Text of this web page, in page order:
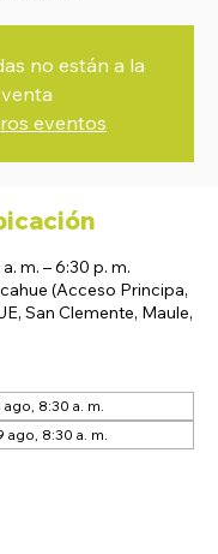
no están a la
venta
eventos
m. – 6:30 p. m.
(Acceso Principa,
San Clemente, Maule,
ago, 8:30 a. m.
ago, 8:30 a. m.